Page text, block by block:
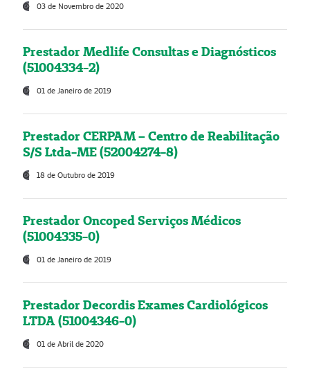
03 de Novembro de 2020
Prestador Medlife Consultas e Diagnósticos
(51004334-2)
01 de Janeiro de 2019
Prestador CERPAM – Centro de Reabilitação
S/S Ltda-ME (52004274-8)
18 de Outubro de 2019
Prestador Oncoped Serviços Médicos
(51004335-0)
01 de Janeiro de 2019
Prestador Decordis Exames Cardiológicos
LTDA (51004346-0)
01 de Abril de 2020